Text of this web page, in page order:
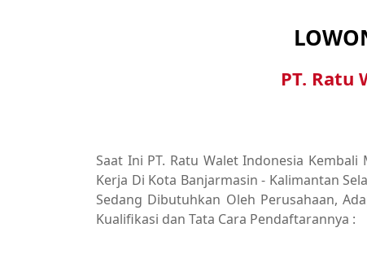
PT. Ratu
Saat Ini PT. Ratu Walet Indonesia
Kerja Di Kota Banjarmasin - Kalimantan
Sedang Dibutuhkan Oleh Perusahaan,
Kualifikasi dan Tata Cara Pendaftarannya :